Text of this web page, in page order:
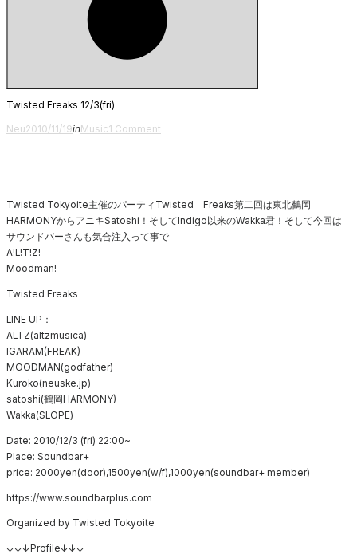
Search
Twisted Freaks 12/3(fri)
NeuPosted
2010/11/19inMusic1 Comment
Twisted Tokyoite主催のパーティTwisted Freaks第二回は東北鶴岡
HARMONYからアニキSatoshi！そしてIndigo以来のWakka君！そして今回は
サウンドバーさんも気合注入って事で
A!L!T!Z!
Moodman!
Twisted Freaks
LINE UP：
ALTZ(altzmusica)
IGARAM(FREAK)
MOODMAN(godfather)
Kuroko(neuske.jp)
satoshi(鶴岡HARMONY)
Wakka(SLOPE)
Date: 2010/12/3 (fri) 22:00~
Place: Soundbar+
price: 2000yen(door),1500yen(w/f),1000yen(soundbar+ member)
https://www.soundbarplus.com
Organized by Twisted Tokyoite
↓↓↓Profile↓↓↓